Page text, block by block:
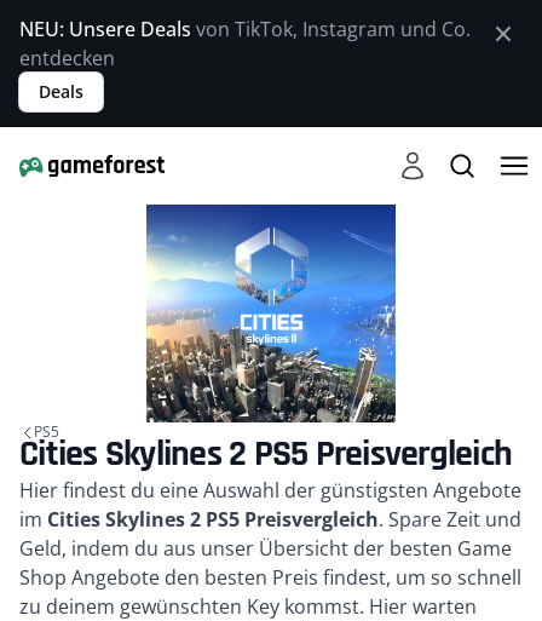
NEU: Unsere Deals von TikTok, Instagram und Co.
entdecken
Deals
PS5
Cities Skylines 2 PS5 Preisvergleich
Kurzbeschreibung
Hier findest du eine Auswahl der günstigsten Angebote
im Cities Skylines 2 PS5 Preisvergleich. Spare Zeit und
Geld, indem du aus unser Übersicht der besten Game
Shop Angebote den besten Preis findest, um so schnell
zu deinem gewünschten Key kommst. Hier warten